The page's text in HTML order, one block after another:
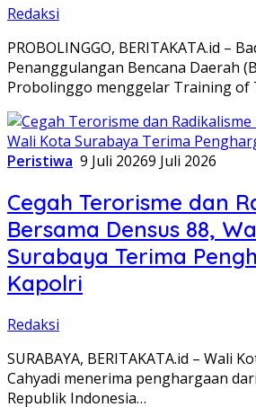
Redaksi
PROBOLINGGO, BERITAKATA.id –
Penanggulangan Bencana Daerah
Probolinggo menggelar Training of
Peristiwa 9 Juli 20269 Juli 2026
Cegah Terorisme dan
Bersama Densus 88,
Surabaya Terima
Kapolri
Redaksi
SURABAYA, BERITAKATA.id – Wali
Cahyadi menerima penghargaan
Republik Indonesia…